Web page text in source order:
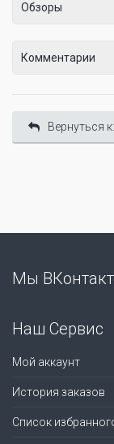
Обзоры
Комментарии
Вернуться
Мы
Наш Сервис
Мой аккаунт
История заказов
Список